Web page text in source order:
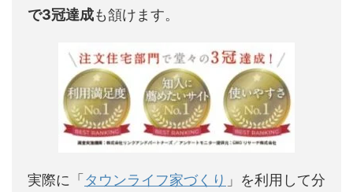
で3冠達成も頷けます。
実際に「 タウンライフ家づくり 」を利用して分